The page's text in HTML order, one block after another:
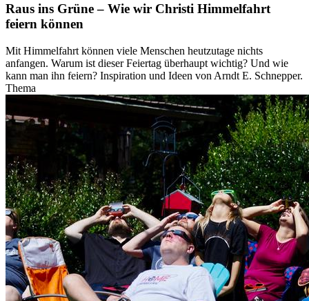
Raus ins Grüne – Wie wir Christi Himmelfahrt
feiern können
Mit Himmelfahrt können viele Menschen heutzutage nichts
anfangen. Warum ist dieser Feiertag überhaupt wichtig? Und wie
kann man ihn feiern? Inspiration und Ideen von Arndt E. Schnepper.
Thema